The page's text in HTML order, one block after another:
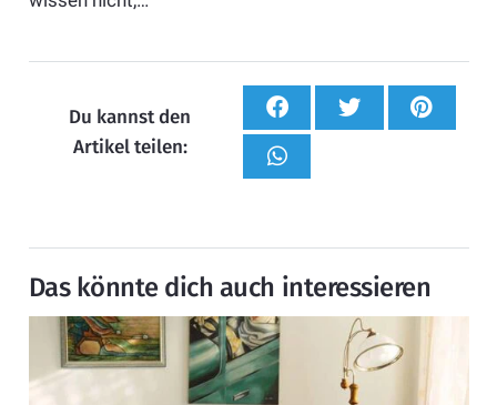
Du kannst den
Artikel teilen:
Das könnte dich auch interessieren